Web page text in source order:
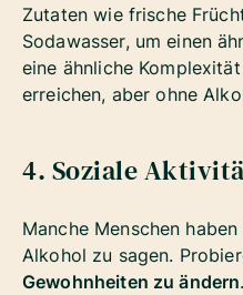
Zutaten wie frische
Sodawasser, um einen
eine ähnliche
erreichen, aber ohne
4. Soziale
Manche Menschen
Alkohol zu sagen.
Gewohnheiten zu ändern